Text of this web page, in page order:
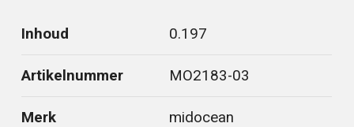
Inhoud 0.197
Artikelnummer MO2183-03
Merk midocean